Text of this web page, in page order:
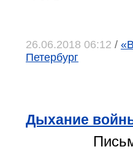
26.06.2018 06:12 /
Петербург
Дыхание